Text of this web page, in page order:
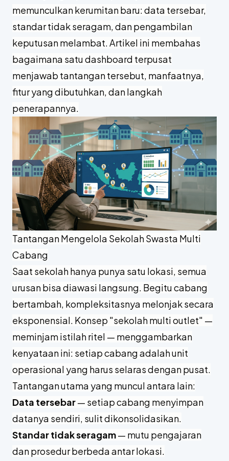
memunculkan kerumitan baru: data tersebar,
standar tidak seragam, dan pengambilan
keputusan melambat. Artikel ini membahas
bagaimana satu dashboard terpusat
menjawab tantangan tersebut, manfaatnya,
fitur yang dibutuhkan, dan langkah
penerapannya.
Tantangan Mengelola Sekolah Swasta Multi
Cabang
Saat sekolah hanya punya satu lokasi, semua
urusan bisa diawasi langsung. Begitu cabang
bertambah, kompleksitasnya melonjak secara
eksponensial. Konsep "sekolah multi outlet" —
meminjam istilah ritel — menggambarkan
kenyataan ini: setiap cabang adalah unit
operasional yang harus selaras dengan pusat.
Tantangan utama yang muncul antara lain:
Data tersebar— setiap cabang menyimpan
datanya sendiri, sulit dikonsolidasikan.
Standar tidak seragam— mutu pengajaran
dan prosedur berbeda antar lokasi.